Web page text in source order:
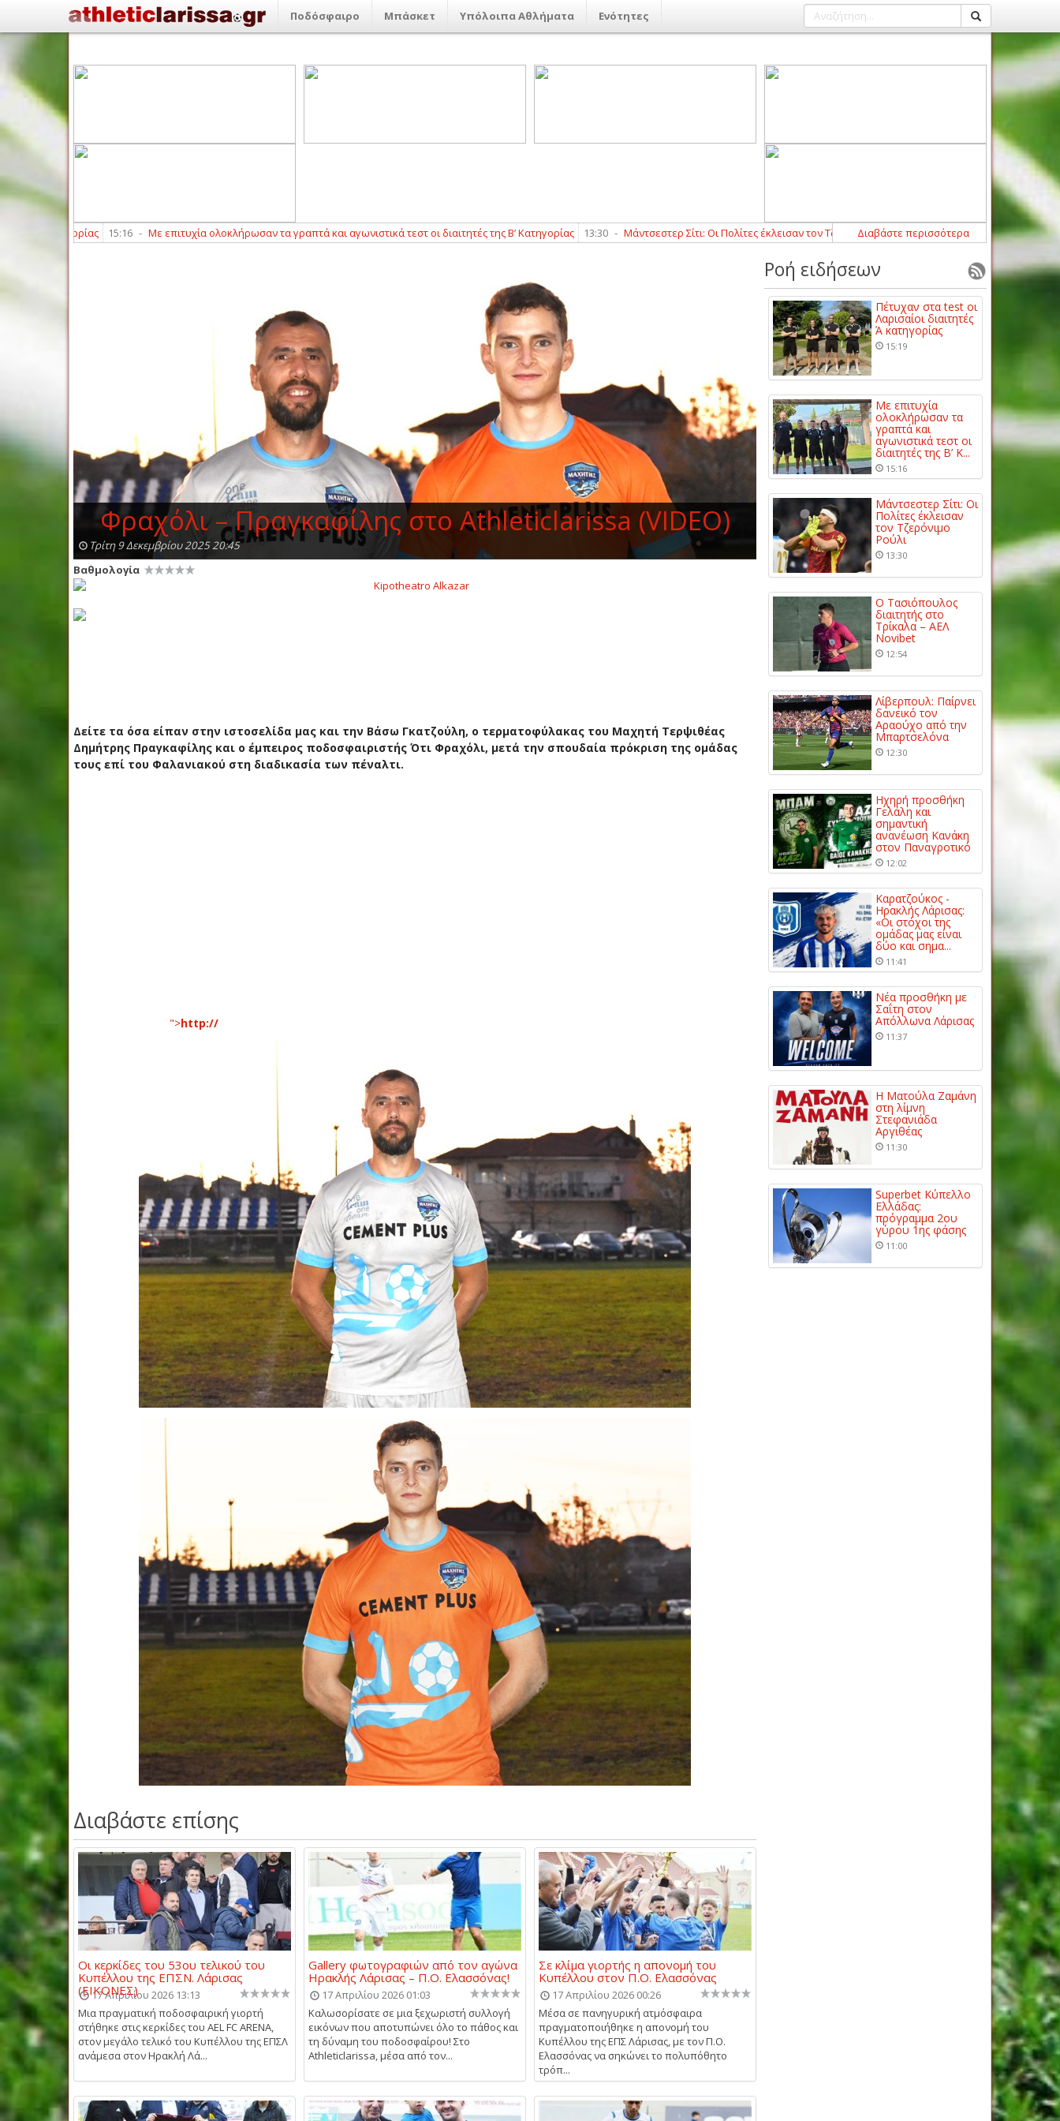
Ποδόσφαιρο Μπάσκετ Υπόλοιπα Αθλήματα Ενότητες
15:16 - Με επιτυχία ολοκλήρωσαν τα γραπτά και αγωνιστικά τεστ οι διαιτητές της Β’ Κατηγορίας 13:30 - Μάντσεστερ Σίτι: Οι Πολίτες έκλεισαν τον Τζερόνιμο Ρούλι 12:54 - Ο Τασιόπουλος διαιτητής στο
Διαβάστε περισσότερα
Φραχόλι – Πραγκαφίλης στο Athleticlarissa (VIDEO)
Τρίτη 9 Δεκεμβρίου 2025 20:45
Βαθμολογία
Δείτε τα όσα είπαν στην ιστοσελίδα μας και την Βάσω Γκατζούλη, ο τερματοφύλακας του Μαχητή Τερψιθέας
Δημήτρης Πραγκαφίλης και ο έμπειρος ποδοσφαιριστής Ότι Φραχόλι, μετά την σπουδαία πρόκριση της ομάδας
τους επί του Φαλανιακού στη διαδικασία των πέναλτι.
">http://
Διαβάστε επίσης
Οι κερκίδες του 53ου τελικού του
Κυπέλλου της ΕΠΣΝ. Λάρισας
(ΕΙΚΟΝΕΣ)
17 Απριλίου 2026 13:13
Μια πραγματική ποδοσφαιρική γιορτή
στήθηκε στις κερκίδες του AEL FC ARENA,
στον μεγάλο τελικό του Κυπέλλου της ΕΠΣΛ
ανάμεσα στον Ηρακλή Λά...
Gallery φωτογραφιών από τον αγώνα
Ηρακλής Λάρισας – Π.Ο. Ελασσόνας!
17 Απριλίου 2026 01:03
Καλωσορίσατε σε μια ξεχωριστή συλλογή
εικόνων που αποτυπώνει όλο το πάθος και
τη δύναμη του ποδοσφαίρου! Στο
Athleticlarissa, μέσα από τον...
Σε κλίμα γιορτής η απονομή του
Κυπέλλου στον Π.Ο. Ελασσόνας
17 Απριλίου 2026 00:26
Μέσα σε πανηγυρική ατμόσφαιρα
πραγματοποιήθηκε η απονομή του
Κυπέλλου της ΕΠΣ Λάρισας, με τον Π.Ο.
Ελασσόνας να σηκώνει το πολυπόθητο
τρόπ...
Ροή ειδήσεων
Πέτυχαν στα test οι
Λαρισαίοι διαιτητές
Ά κατηγορίας
15:19
Με επιτυχία
ολοκλήρωσαν τα
γραπτά και
αγωνιστικά τεστ οι
διαιτητές της Β’ Κ...
15:16
Μάντσεστερ Σίτι: Οι
Πολίτες έκλεισαν
τον Τζερόνιμο
Ρούλι
13:30
Ο Τασιόπουλος
διαιτητής στο
Τρίκαλα – ΑΕΛ
Novibet
12:54
Λίβερπουλ: Παίρνει
δανεικό τον
Αραούχο από την
Μπαρτσελόνα
12:30
Ηχηρή προσθήκη
Γελάλη και
σημαντική
ανανέωση Κανάκη
στον Παναγροτικό
12:02
Καρατζούκος -
Ηρακλής Λάρισας:
«Οι στόχοι της
ομάδας μας είναι
δύο και σημα...
11:41
Νέα προσθήκη με
Σαΐτη στον
Απόλλωνα Λάρισας
11:37
Η Ματούλα Ζαμάνη
στη λίμνη
Στεφανιάδα
Αργιθέας
11:30
Superbet Κύπελλο
Ελλάδας:
πρόγραμμα 2ου
γύρου 1ης φάσης
11:00